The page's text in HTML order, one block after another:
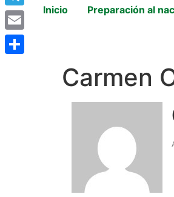
Inicio Preparación al
Carmen
Telegram
Email